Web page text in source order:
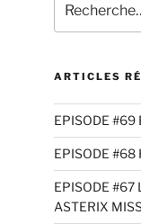
pour
:
ARTICLES
EPISODE #69
EPISODE #68
EPISODE #67
ASTERIX